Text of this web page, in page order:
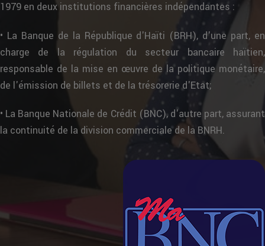
1979 en deux institutions financières indépendantes :
• La Banque de la République d'Haïti (BRH), d'une part, en
charge de la régulation du secteur bancaire haïtien,
responsable de la mise en œuvre de la politique monétaire,
de l'émission de billets et de la trésorerie d'Etat;
• La Banque Nationale de Crédit (BNC), d'autre part, assurant
la continuité de la division commerciale de la BNRH.